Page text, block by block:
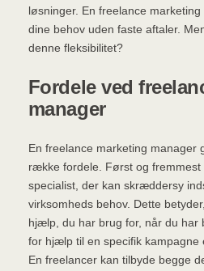
løsninger. En freelance
dine behov uden faste aftaler.
denne fleksibilitet?
Fordele ved
manager
En freelance marketing manager
række fordele. Først og fremmest
specialist, der kan skræddersy
virksomheds behov. Dette
hjælp, du har brug for, når du har
for hjælp til en specifik kampagne
En freelancer kan tilbyde begge